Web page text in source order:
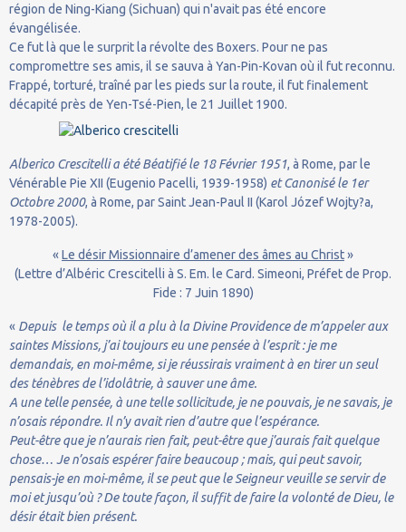
région de Ning-Kiang (Sichuan) qui n'avait pas été encore
évangélisée.
Ce fut là que le surprit la révolte des Boxers. Pour ne pas
compromettre ses amis, il se sauva à Yan-Pin-Kovan où il fut reconnu.
Frappé, torturé, traîné par les pieds sur la route, il fut finalement
décapité près de Yen-Tsé-Pien, le 21 Juillet 1900.
Alberico Crescitelli a été Béatifié le 18 Février 1951, à Rome, par le
Vénérable Pie XII (Eugenio Pacelli, 1939-1958) et Canonisé le 1er
Octobre 2000, à Rome, par Saint Jean-Paul II (Karol Józef Wojty?a,
1978-2005).
«Le désir Missionnaire d’amener des âmes au Christ»
(Lettre d’Albéric Crescitelli à S. Em. le Card. Simeoni, Préfet de Prop.
Fide : 7 Juin 1890)
« Depuis le temps où il a plu à la Divine Providence de m’appeler aux
saintes Missions, j’ai toujours eu une pensée à l’esprit : je me
demandais, en moi-même, si je réussirais vraiment à en tirer un seul
des ténèbres de l’idolâtrie, à sauver une âme.
A une telle pensée, à une telle sollicitude, je ne pouvais, je ne savais, je
n’osais répondre. Il n’y avait rien d’autre que l’espérance.
Peut-être que je n’aurais rien fait, peut-être que j’aurais fait quelque
chose… Je n’osais espérer faire beaucoup ; mais, qui peut savoir,
pensais-je en moi-même, il se peut que le Seigneur veuille se servir de
moi et jusqu’où ? De toute façon, il suffit de faire la volonté de Dieu, le
désir était bien présent.